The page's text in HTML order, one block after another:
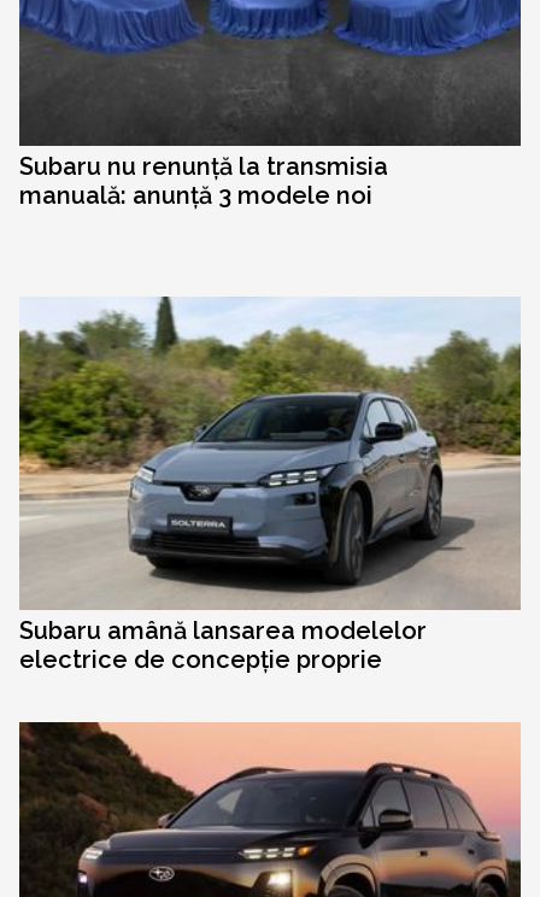
Subaru nu renunță la transmisia
manuală: anunță 3 modele noi
Subaru amână lansarea modelelor
electrice de concepție proprie